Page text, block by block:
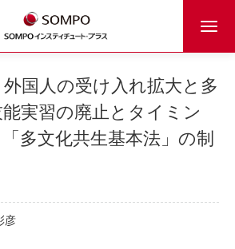
外国人の受け入れ拡大と多
実習の廃止とタイミン
多文化共生基本法」の制